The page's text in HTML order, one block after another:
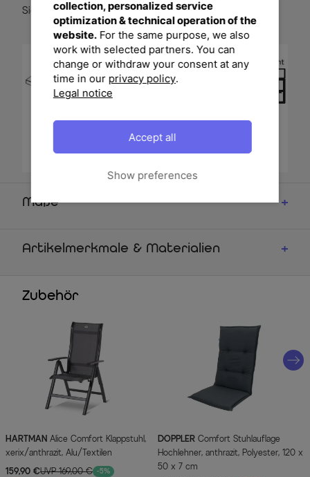
Sicherungen an der Tischunterseite feststellen.
Maße
Artikelmerkmale & Materialien
Zubehör
HARTMAN
xerix/anthrazit, Alu/Textilen
159,90 €UVP 169,00 € -5%
DOPPLER
Hochlehner, anthrazit, Polyester, 120 x
50 x 7 cm
collection, personalized service
optimization & technical operation of the
website.For the same purpose, we also
work with selected partners. You can
change or withdraw your consent at any
time in our privacy policy.
Legal notice
Show preferences
Accept all